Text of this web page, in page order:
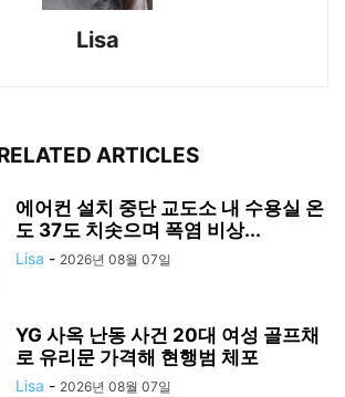
Lisa
ARTICLES
에어컨 설치 중단 교도소 내 수용실 온
도 37도 치솟으며 폭염 비상...
Lisa - 2026년 08월 07일
YG 사옥 난동 사건 20대 여성 골프채
로 유리문 가격해 현행범 체포
Lisa - 2026년 08월 07일